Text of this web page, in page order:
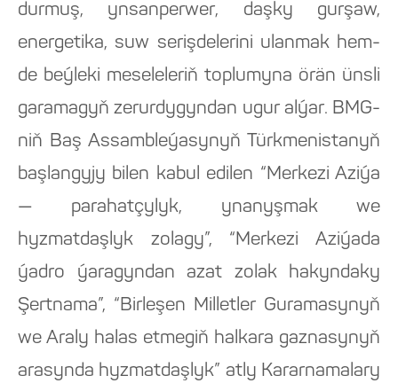
durmuş, ynsanperwer, daşky gurşaw,
energetika, suw serişdelerini ulanmak hem-
de beýleki meseleleriň toplumyna örän ünsli
garamagyň zerurdygyndan ugur alýar. BMG-
niň Baş Assambleýasynyň Türkmenistanyň
başlangyjy bilen kabul edilen “Merkezi Aziýa
— parahatçylyk, ynanyşmak we
hyzmatdaşlyk zolagy”, “Merkezi Aziýada
ýadro ýaragyndan azat zolak hakyndaky
Şertnama”, “Birleşen Milletler Guramasynyň
we Araly halas etmegiň halkara gaznasynyň
arasynda hyzmatdaşlyk” atly Kararnamalary